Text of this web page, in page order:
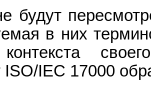
будут
в них
ISO/IEC 17000